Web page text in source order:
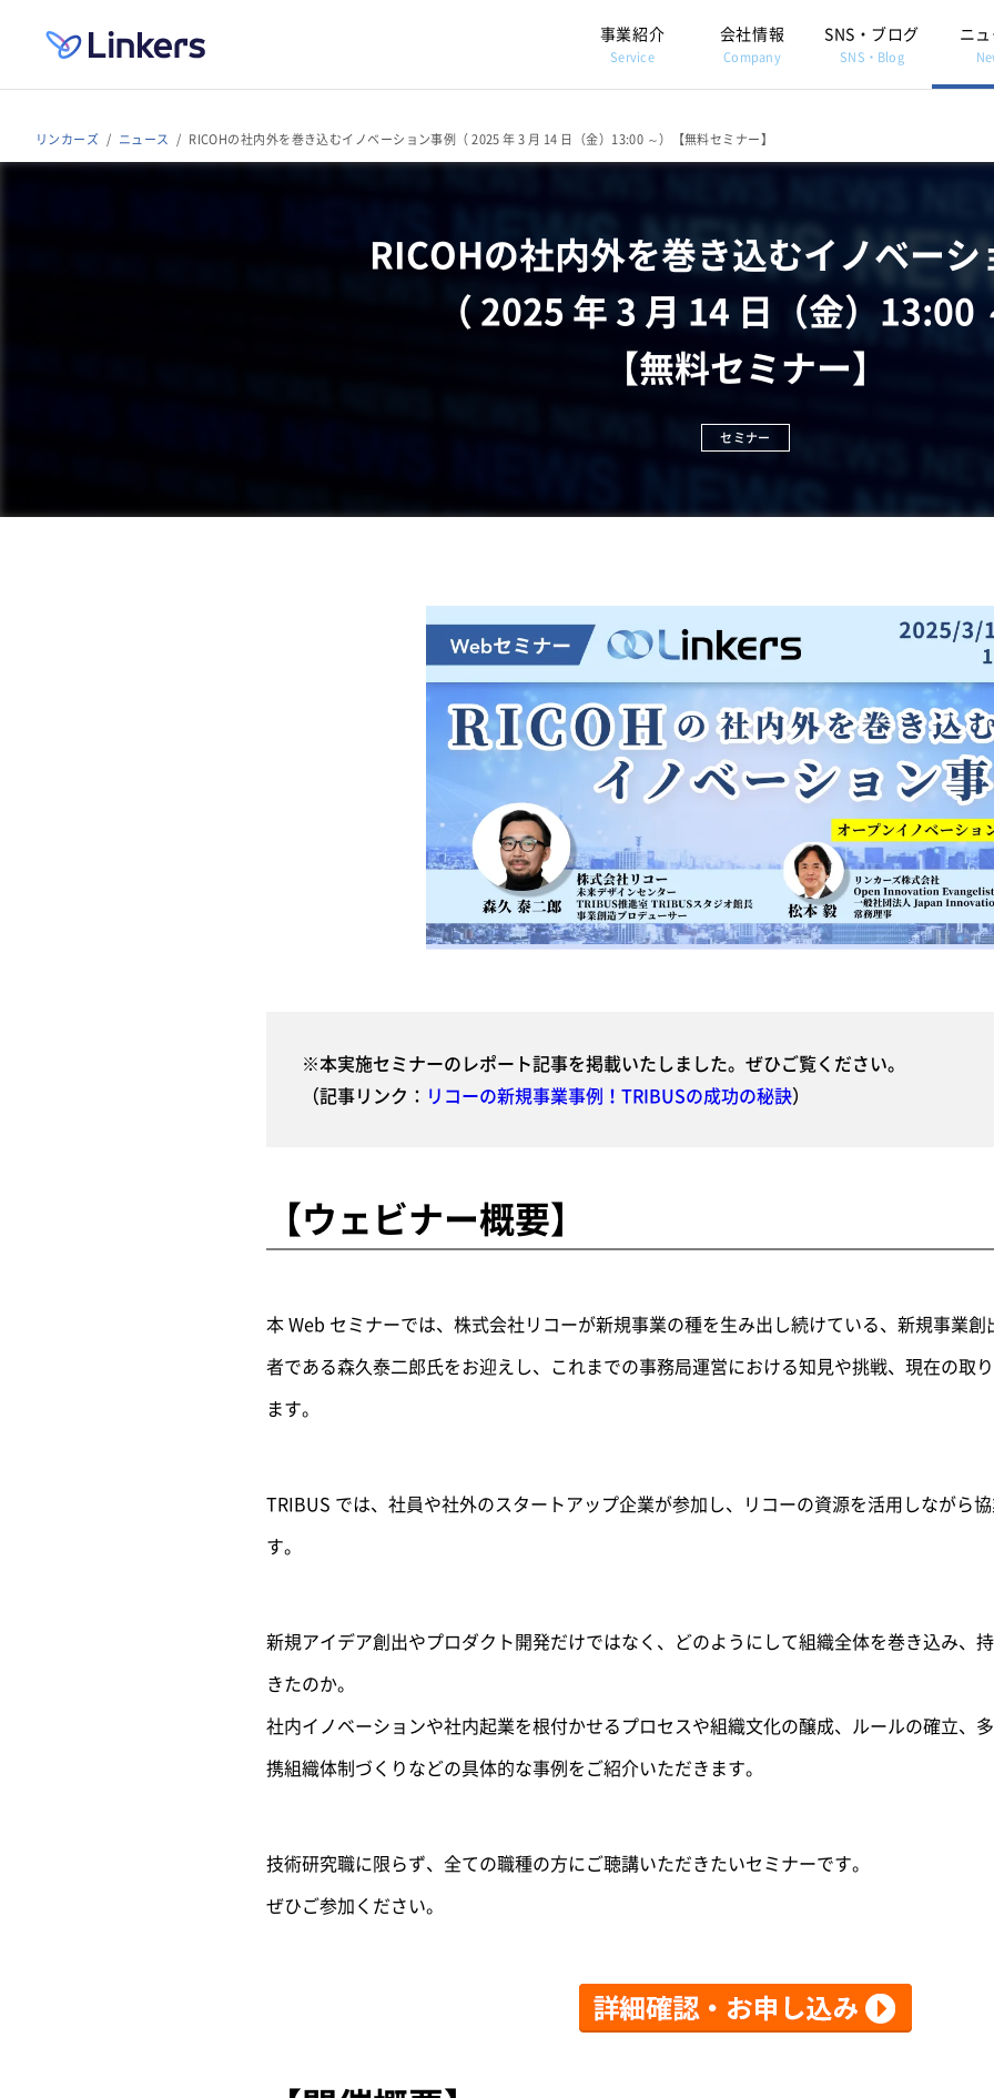
事業紹介
Service
会社情報
Company
SNS・ブログ
SNS・Blog
ニ
リンカーズ ニュース RICOHの社内外を巻き込むイノベーション事例（ 2025 年 3 月 14 日（金）13:00 ～）【無料セミナー】
RICOHの社内外を巻き込むイノベーシ
（ 2025 年 3 月 14 日（金）13:00
【無料セミナー】
セミナー
※本実施セミナーのレポート記事を掲載いたしました。ぜひご覧ください。
（記事リンク： リコーの新規事業事例！TRIBUSの成功の秘訣）
【ウェビナー概要】
本 Web セミナーでは、株式会社リコーが新規事業の種を生み出し続けている、新規事業創
者である森久泰二郎氏をお迎えし、これまでの事務局運営における知見や挑戦、現在の取
ます。
TRIBUS では、社員や社外のスタートアップ企業が参加し、リコーの資源を活用しながら
す。
新規アイデア創出やプロダクト開発だけではなく、どのようにして組織全体を巻き込み、
きたのか。
社内イノベーションや社内起業を根付かせるプロセスや組織文化の醸成、ルールの確立、
携組織体制づくりなどの具体的な事例をご紹介いただきます。
技術研究職に限らず、全ての職種の方にご聴講いただきたいセミナーです。
ぜひご参加ください。